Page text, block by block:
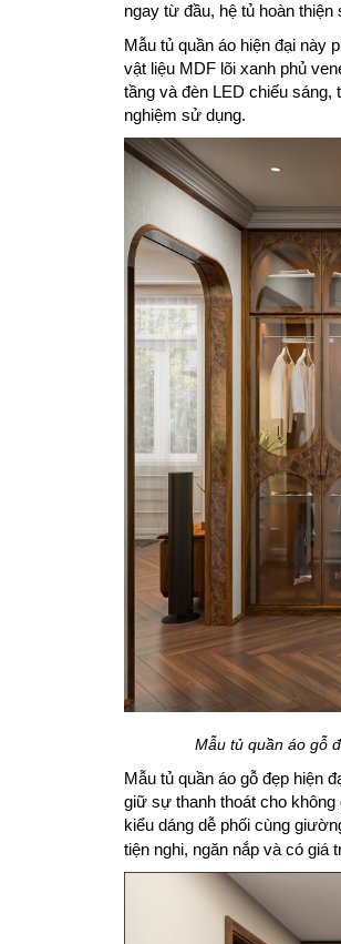
ngay từ đầu, hệ tủ hoàn
Mẫu tủ quần áo hiện đại này
vật liệu MDF lõi xanh phủ
tầng và đèn LED chiếu sáng,
nghiệm sử dụng.
Mẫu tủ quần áo gỗ
Mẫu tủ quần áo gỗ đẹp hiện
giữ sự thanh thoát cho
kiểu dáng dễ phối cùng
tiện nghi, ngăn nắp và có giá